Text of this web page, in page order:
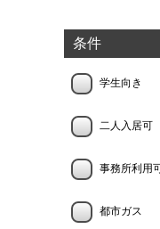
条件
学生向き
二人入居可
事務所利用可
都市ガス